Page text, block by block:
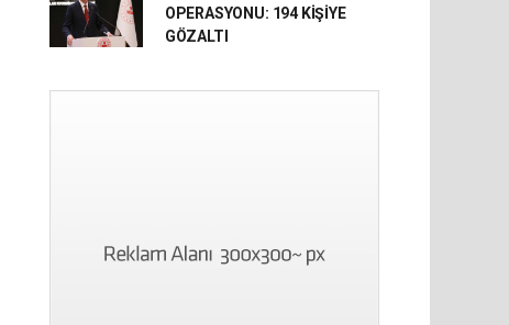
OPERASYONU: 194 KİŞİYE
GÖZALTI